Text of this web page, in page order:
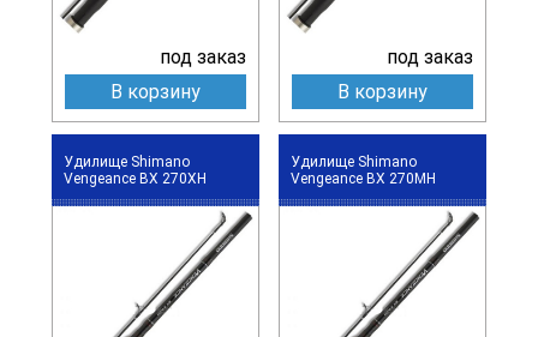
под заказ
В корзину
под заказ
В корзину
Удилище Shimano
Vengeance BX 270XH
Удилище Shimano
Vengeance BX 270MH